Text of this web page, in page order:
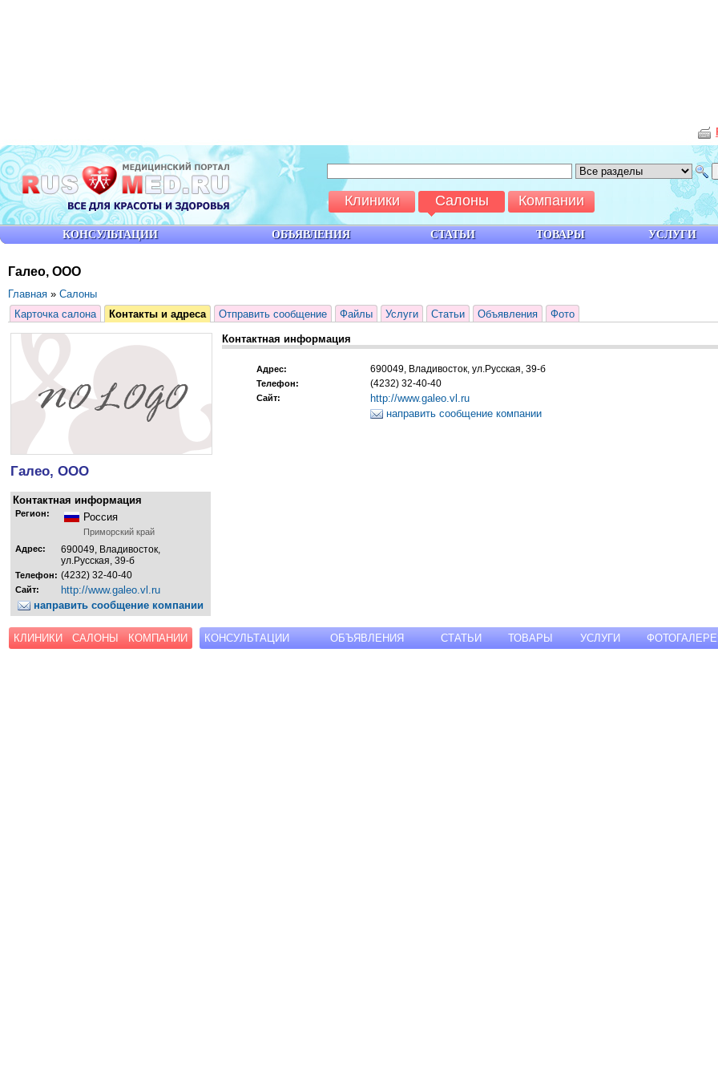
Галео, ООО
Главная » Салоны
Карточка салона
Контакты и адреса Отправить сообщение Файлы Услуги Статьи Объявления Фото
Галео, ООО
Контактная информация
Регион: Россия
Приморский край
Адрес:
690049, Владивосток,
ул.Русская, 39-б
Телефон: (4232) 32-40-40
Сайт:
http://www.galeo.vl.ru
направить сообщение компании
Контактная информация
Адрес: 690049, Владивосток, ул.Русская, 39-б
Телефон: (4232) 32-40-40
Сайт:
http://www.galeo.vl.ru
направить сообщение компании
КЛИНИКИ САЛОНЫ КОМПАНИИ КОНСУЛЬТАЦИИ ОБЪЯВЛЕНИЯ СТАТЬИ ТОВАРЫ УСЛУГИ
КОНСУЛЬТАЦИИ ОБЪЯВЛЕНИЯ СТАТЬИ ТОВАРЫ УСЛУГИ
Клиники Салоны Компании